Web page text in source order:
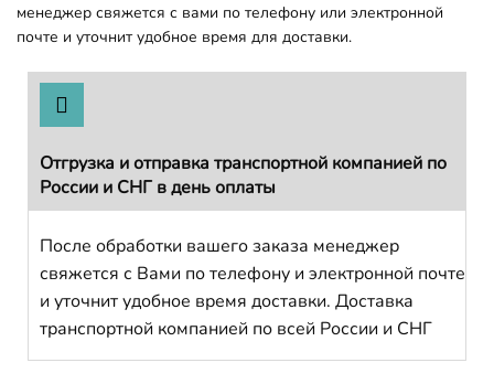
менеджер свяжется с вами по телефону или электронной
почте и уточнит удобное время для доставки.
Отгрузка и отправка транспортной компанией по
России и СНГ в день оплаты
После обработки вашего заказа менеджер
свяжется с Вами по телефону и электронной почте
и уточнит удобное время доставки. Доставка
транспортной компанией по всей России и СНГ